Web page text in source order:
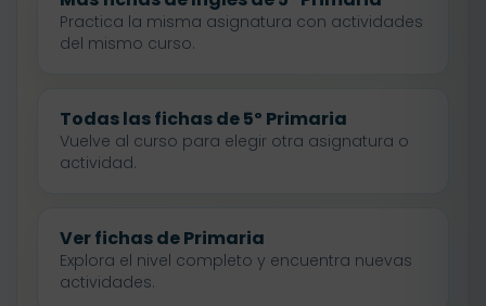
Practica la misma asignatura con actividades
del mismo curso.
Todas las fichas de 5º Primaria
Vuelve al curso para elegir otra asignatura o
actividad.
Ver fichas de Primaria
Explora el nivel completo y encuentra nuevas
actividades.